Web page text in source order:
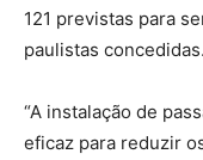
121 previstas para
paulistas concedidas.
“A instalação de
eficaz para reduzir